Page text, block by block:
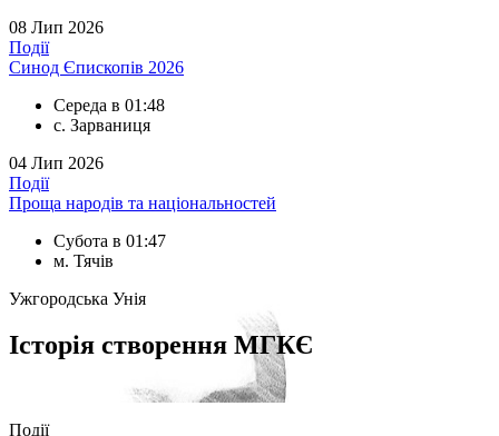
08 Лип 2026
Події
Синод Єпископів 2026
Середа в 01:48
с. Зарваниця
04 Лип 2026
Події
Проща народів та національностей
Субота в 01:47
м. Тячів
Ужгородська Унія
Історія створення МГКЄ
Події